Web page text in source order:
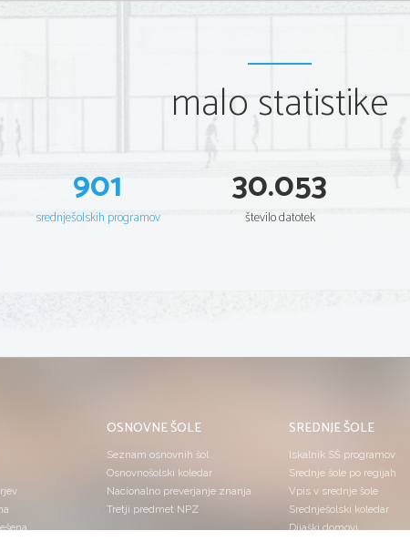
malo statistike
901
srednješolskih programov
30.053
število datotek
OSNOVNE ŠOLE
Seznam osnovnih šol
Osnovnošolski koledar
Nacionalno preverjanje znanja
Tretji predmet NPZ
SREDNJE ŠOLE
Iskalnik SŠ programov
Srednje šole po regijah
Vpis v srednje šole
Srednješolski koledar
Dijaški domovi